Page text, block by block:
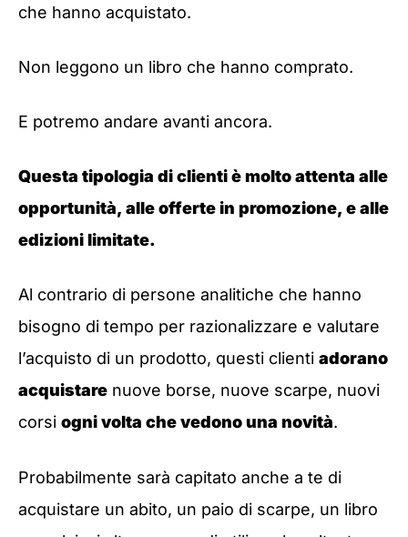
che hanno acquistato.
Non leggono un libro che hanno comprato.
E potremo andare avanti ancora.
Questa tipologia di clienti è molto attenta alle
opportunità, alle offerte in promozione, e alle
edizioni limitate.
Al contrario di persone analitiche che hanno
bisogno di tempo per razionalizzare e valutare
l’acquisto di un prodotto, questi clienti adorano
acquistare nuove borse, nuove scarpe, nuovi
corsi ogni volta che vedono una novità.
Probabilmente sarà capitato anche a te di
acquistare un abito, un paio di scarpe, un libro